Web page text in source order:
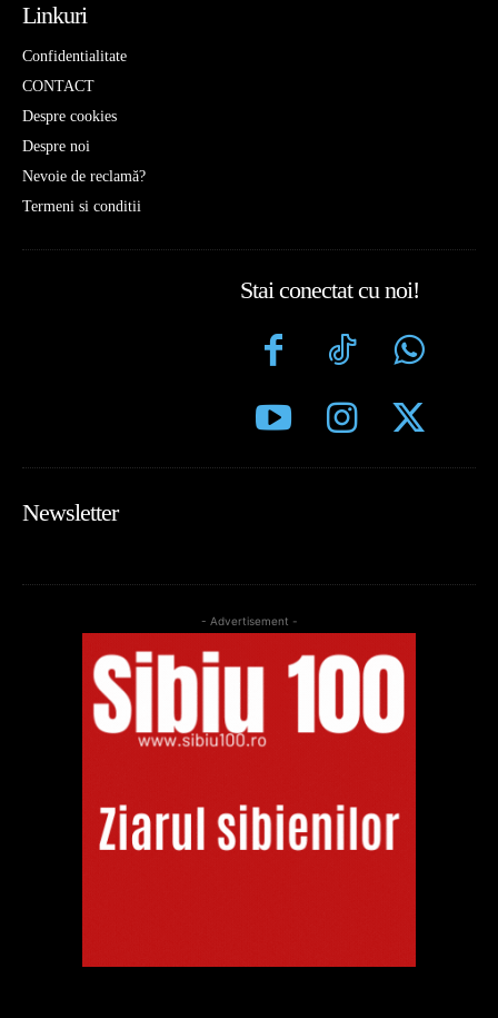
Linkuri
Confidentialitate
CONTACT
Despre cookies
Despre noi
Nevoie de reclamă?
Termeni si conditii
Stai conectat cu noi!
Newsletter
- Advertisement -